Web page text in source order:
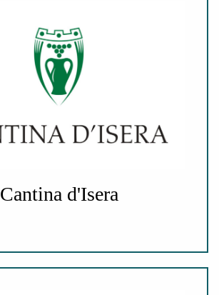
Cantina d'Isera